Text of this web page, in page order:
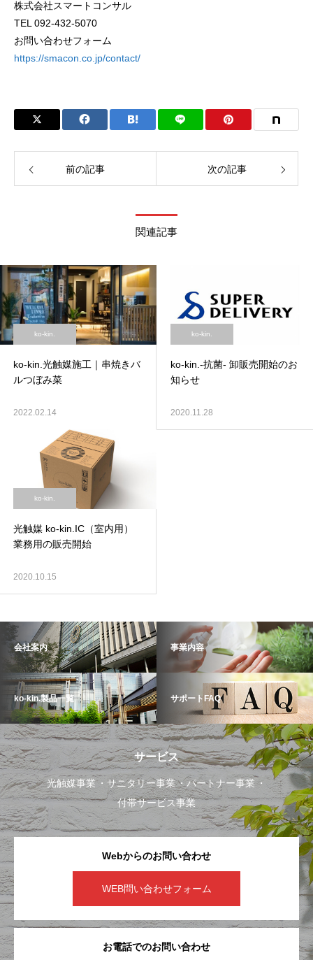
株式会社スマートコンサル
TEL 092-432-5070
お問い合わせフォーム
https://smacon.co.jp/contact/
前の記事 次の記事
関連記事
ko-kin.
ko-kin.光触媒施工｜串焼きバ
ルつぼみ菜
2022.02.14
ko-kin.
ko-kin.-抗菌- 卸販売開始のお
知らせ
2020.11.28
ko-kin.
光触媒 ko‐kin.IC（室内用）
業務用の販売開始
2020.10.15
会社案内 事業内容
ko-kin.製品一覧 サポートFAQ
サービス
光触媒事業 サニタリー事業
パートナー事業
付帯サービス事業
Webからのお問い合わせ
WEB問い合わせフォーム
お電話でのお問い合わせ